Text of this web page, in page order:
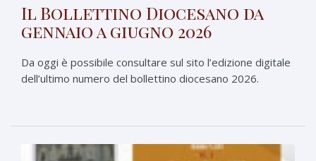
Il Bollettino Diocesano da
gennaio a giugno 2026
Da oggi è possibile consultare sul sito l’edizione digitale
dell’ultimo numero del bollettino diocesano 2026.